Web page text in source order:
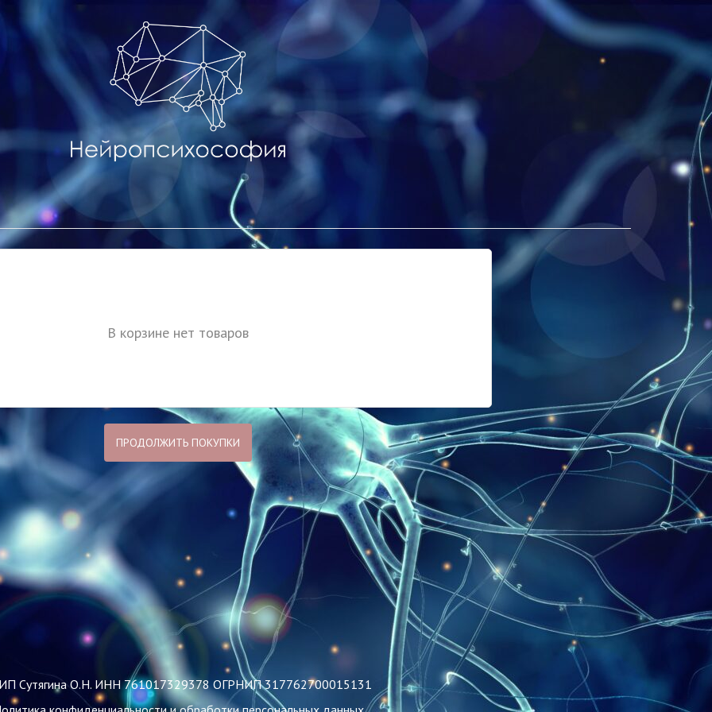
В корзине нет товаров
ПРОДОЛЖИТЬ ПОКУПКИ
Сутягина О.Н. ИНН 761017329378 ОГРНИП 317762700015131